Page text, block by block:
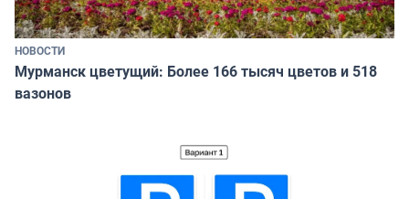
НОВОСТИ
Мурманск цветущий: Более 166 тысяч цветов и 518
вазонов